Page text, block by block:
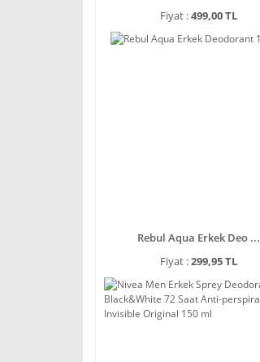
Fiyat :499,00 TL
Rebul Aqua Erkek Deo ...
Fiyat :299,95 TL